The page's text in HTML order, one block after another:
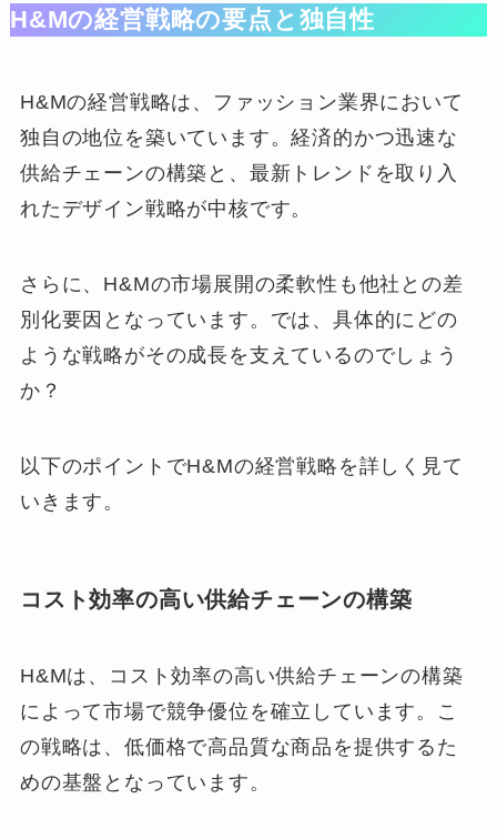
H&Mの経営戦略の要点と独自性
H&Mの経営戦略は、ファッション業界において
独自の地位を築いています。経済的かつ迅速な
供給チェーンの構築と、最新トレンドを取り入
れたデザイン戦略が中核です。
さらに、H&Mの市場展開の柔軟性も他社との差
別化要因となっています。では、具体的にどの
ような戦略がその成長を支えているのでしょう
か？
以下のポイントでH&Mの経営戦略を詳しく見て
いきます。
コスト効率の高い供給チェーンの構築
H&Mは、コスト効率の高い供給チェーンの構築
によって市場で競争優位を確立しています。こ
の戦略は、低価格で高品質な商品を提供するた
めの基盤となっています。